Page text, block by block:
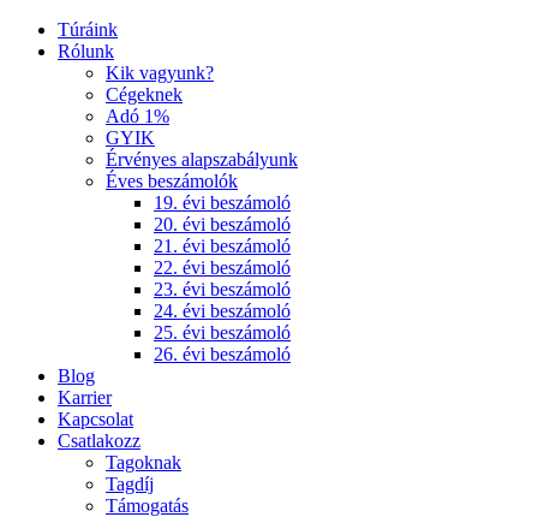
Túráink
Rólunk
Kik vagyunk?
Cégeknek
Adó 1%
GYIK
Érvényes alapszabályunk
Éves beszámolók
19. évi beszámoló
20. évi beszámoló
21. évi beszámoló
22. évi beszámoló
23. évi beszámoló
24. évi beszámoló
25. évi beszámoló
26. évi beszámoló
Blog
Karrier
Kapcsolat
Csatlakozz
Tagoknak
Tagdíj
Támogatás